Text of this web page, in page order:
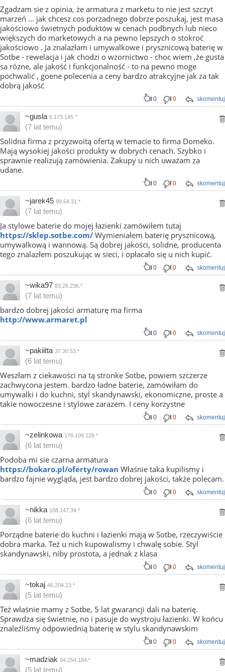
Zgadzam sie z opinia, że armatura z marketu to nie jest szczyt
marzeń ... jak chcesz cos porzadnego dobrze poszukaj, jest masa
jakościowo świetnych poduktów w cenach podbnych lub nieco
większych do marketowych a na pewno lepszych o stokroć
jakościowo . Ja znalazłam i umywalkowe i prysznicową baterię w
Sotbe - rewelacja i jak chodzi o wzornictwo - choc wiem ,że gusta
sa rózne, ale jakość i funkcjonalność - to na pewno moge
pochwalić , goene polecenia a ceny bardzo atrakcyjne jak za tak
dobrą jakość
skomentuj
0 0
~gusla 5.173.145.*
(7 lat temu)
Solidna firma z przyzwoitą ofertą w temacie to firma Domeko.
Mają wysokiej jakości produkty w dobrych cenach. Szybko i
sprawnie realizują zamówienia. Zakupy u nich uważam za
udane.
skomentuj
0 0
~jarek45 89.64.31.*
(7 lat temu)
Ja stylowe baterie do mojej łazienki zamówiłem tutaj
https://sklep.sotbe.com/ Wymieniałem baterię prysznicową,
umywalkową i wannową. Są dobrej jakości, solidne, producenta
tego znalazłem poszukując w sieci, i opłacało się u nich kupić.
skomentuj
0 0
~wika97 83.28.236.*
(7 lat temu)
bardzo dobrej jakości armaturę ma firma
http://www.armaret.pl
skomentuj
0 0
~pakiitta 37.30.53.*
(6 lat temu)
Weszłam z ciekawości na tą stronke Sotbe, powiem szczerze
zachwycona jestem. bardzo ładne baterie, zamówiłam do
umywalki i do kuchni, styl skandynawski, ekonomiczne, proste a
takie nowoczesne i stylowe zarazem. I ceny korzystne
skomentuj
0 0
~zelinkowa 176.109.128.*
(6 lat temu)
Podoba mi sie czarna armatura
https://bokaro.pl/oferty/rowan Właśnie taka kupilismy i
bardzo fajnie wygląda, jest bardzo dobrej jakości, także polecam.
skomentuj
0 0
~nikka 188.147.34.*
(6 lat temu)
Porządne baterie do kuchni i łazienki mają w Sotbe, rzeczywiście
dobra marka. Też u nich kupowalismy i chwalę sobie. Styl
skandynawski, niby prostota, a jednak z klasa
skomentuj
0 0
~tokaj 46.204.23.*
(5 lat temu)
Też właśnie mamy z Sotbe, 5 lat gwarancji dali na baterię.
Sprawdza się świetnie, no i pasuje do wystroju łazienki. W końcu
znaleźliśmy odpowiednią baterię w stylu skandynawskim
skomentuj
0 0
~madziak 94.254.184.*
(5 lat temu)